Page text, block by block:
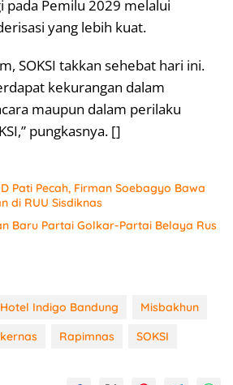
pada Pemilu 2029 melalui
yang lebih kuat.
SOKSI takkan sehebat hari ini.
kekurangan dalam
maupun dalam perilaku
pungkasnya. []
Pati Pecah, Firman Soebagyo Bawa
di RUU Sisdiknas
Baru Partai Golkar-Partai Belaya Rus
Hotel Indigo Bandung
Misbakhun
Rapimnas SOKSI